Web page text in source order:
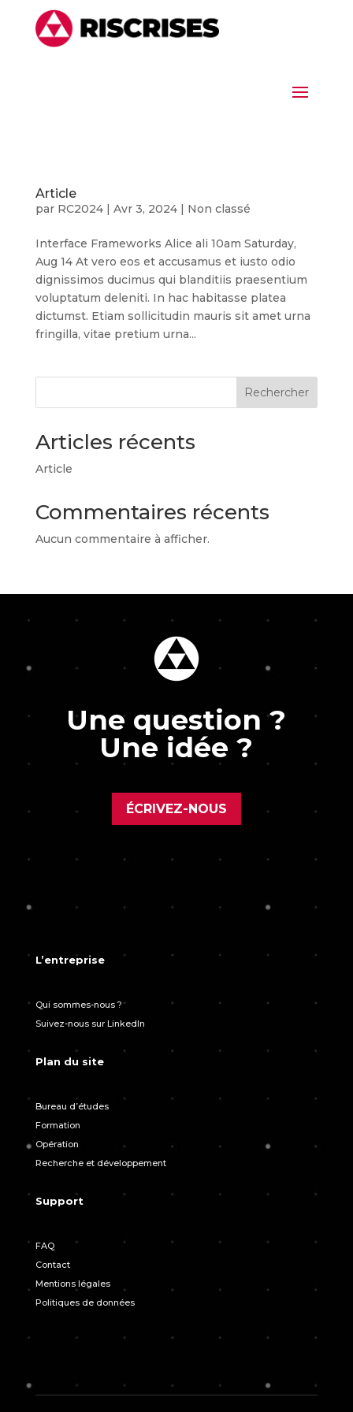
Article
par RC2024| Avr 3, 2024| Non classé
Interface Frameworks Alice ali 10am Saturday,
Aug 14 At vero eos et accusamus et iusto odio
dignissimos ducimus qui blanditiis praesentium
voluptatum deleniti. In hac habitasse platea
dictumst. Etiam sollicitudin mauris sit amet urna
fringilla, vitae pretium urna...
Rechercher
Articles récents
Article
Commentaires récents
Aucun commentaire à afficher.
Une question ?
Une idée ?
ÉCRIVEZ-NOUS
L’entreprise
Qui sommes-nous ?
Suivez-nous sur LinkedIn
Plan du site
Bureau d’études
Formation
Opération
Recherche et développement
Support
FAQ
Contact
Mentions légales
Politiques de données